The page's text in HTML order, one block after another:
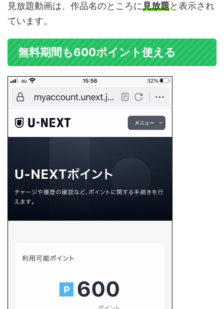
見放題動画は、作品名のところに見放題と表示され
ています。
無料期間も600ポイント使える